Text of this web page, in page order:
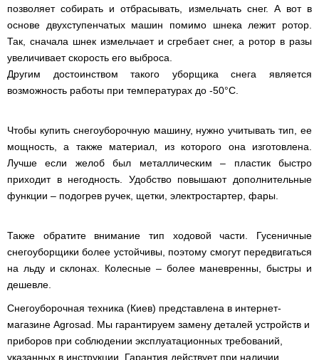
позволяет собирать и отбрасывать, измельчать снег. А вот в
основе двухступенчатых машин помимо шнека лежит ротор.
Так, сначала шнек измельчает и сгребает снег, а ротор в разы
увеличивает скорость его выброса.
Другим достоинством такого уборщика снега является
возможность работы при температурах до -50°C.
Чтобы купить снегоуборочную машину, нужно учитывать тип, ее
мощность, а также материал, из которого она изготовлена.
Лучше если желоб был металлическим – пластик быстро
приходит в негодность. Удобство повышают дополнительные
функции – подогрев ручек, щетки, электростартер, фары.
Также обратите внимание тип ходовой части. Гусеничные
снегоуборщики более устойчивы, поэтому смогут передвигаться
на льду и склонах. Колесные – более маневренны, быстры и
дешевле.
Снегоуборочная техника (Киев) представлена в интернет-
магазине Agrosad. Мы гарантируем замену деталей устройств и
приборов при соблюдении эксплуатационных требований,
указанных в инструкции. Гарантия действует при наличии